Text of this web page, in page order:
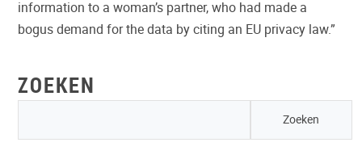
information to a woman’s partner, who had made a
bogus demand for the data by citing an EU privacy law.”
ZOEKEN